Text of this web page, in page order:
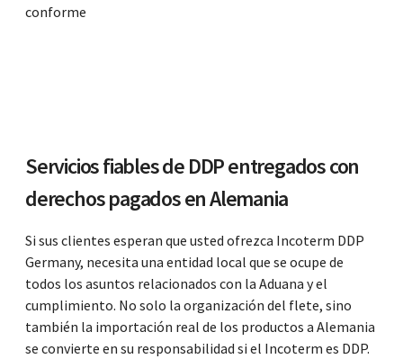
conforme
Servicios fiables de DDP entregados con
derechos pagados en Alemania
Si sus clientes esperan que usted ofrezca Incoterm DDP
Germany, necesita una entidad local que se ocupe de
todos los asuntos relacionados con la Aduana y el
cumplimiento. No solo la organización del flete, sino
también la importación real de los productos a Alemania
se convierte en su responsabilidad si el Incoterm es DDP.